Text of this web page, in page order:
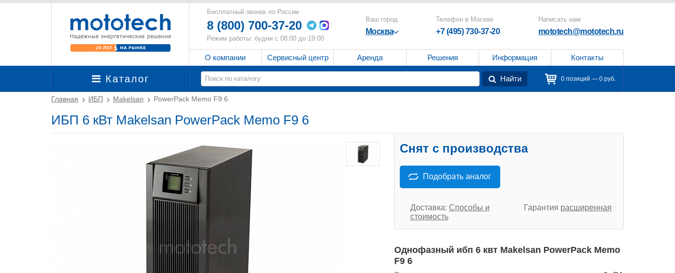
Бесплатный звонок по России
8 (800) 700-37-20
Режим работы: будни с 08:00 до 19:00
Ваш город
Москва
Телефон в Москве
+7 (495) 730-37-20
Написать нам
mototech@mototech.ru
О компании Сервисный центр Аренда Решения Информация Контакты
Каталог Найти 0 позиций — 0 руб.
Главная ИБП Makelsan PowerPack Memo F9 6
ИБП 6 кВт Makelsan PowerPack Memo F9 6
Снят с производства
Подобрать аналог
Доставка: Способы и
стоимость
Гарантия расширенная
Однофазный ибп 6 квт Makelsan PowerPack Memo
F9 6